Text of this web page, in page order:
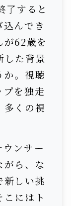
了すると
んでき
が62歳を
した背景
か。視聴
プを独走
多くの視
ンサー
がら、な
しい挑
にはト